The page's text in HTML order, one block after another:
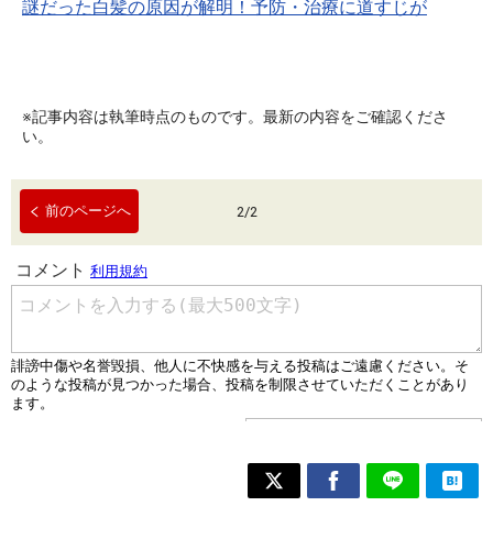
謎だった白髪の原因が解明！予防・治療に道すじが
※記事内容は執筆時点のものです。最新の内容をご確認くださ
い。
前のページへ 2/2